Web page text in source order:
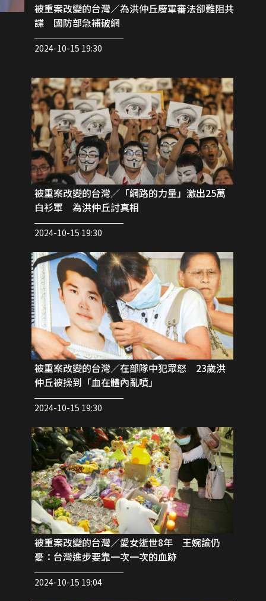
被重案改變的台灣／為洪仲丘廢軍審法卻難阻共
諜 國防部急補破網
2024-10-15 19:30
被重案改變的台灣／「網路的力量」激出25萬
白衫軍 為洪仲丘討真相
2024-10-15 19:30
被重案改變的台灣／在部隊中犯眾怒 23歲洪
仲丘被操到「血在體內亂噴」
2024-10-15 19:30
被重案改變的台灣／愛女逝世8年 王婉諭仍
憂：台灣進步要靠一次一次的血跡
2024-10-15 19:04